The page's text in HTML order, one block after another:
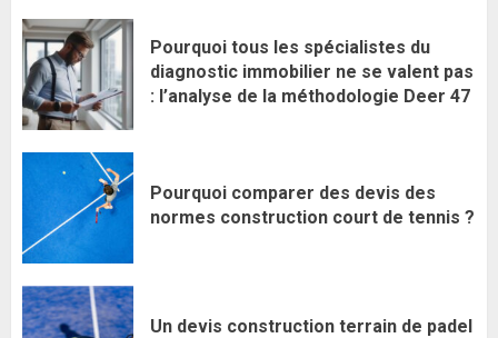
Pourquoi tous les spécialistes du
diagnostic immobilier ne se valent pas
: l’analyse de la méthodologie Deer 47
Pourquoi comparer des devis des
normes construction court de tennis ?
Un devis construction terrain de padel